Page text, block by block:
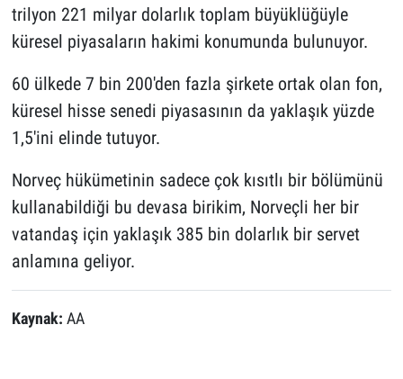
trilyon 221 milyar dolarlık toplam büyüklüğüyle
küresel piyasaların hakimi konumunda bulunuyor.
60 ülkede 7 bin 200'den fazla şirkete ortak olan fon,
küresel hisse senedi piyasasının da yaklaşık yüzde
1,5'ini elinde tutuyor.
Norveç hükümetinin sadece çok kısıtlı bir bölümünü
kullanabildiği bu devasa birikim, Norveçli her bir
vatandaş için yaklaşık 385 bin dolarlık bir servet
anlamına geliyor.
Kaynak: AA